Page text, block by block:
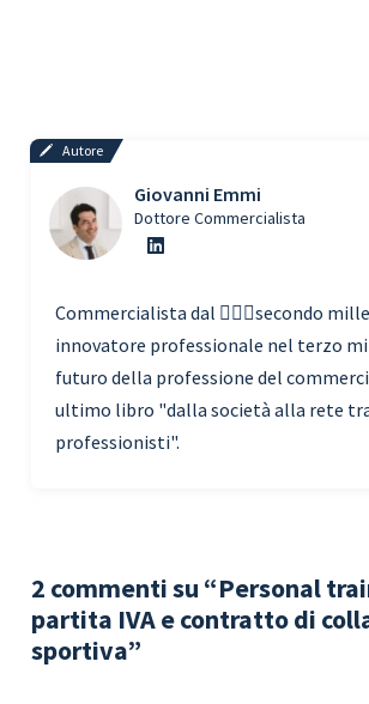
Autore
Giovanni Emmi
Dottore Commercialista
Commercialista dal 🧗🏾‍♀️secondo
innovatore professionale nel terzo
futuro della professione del
ultimo libro "dalla società alla rete
professionisti".
2 commenti su “Personal
partita IVA e contratto di
sportiva”